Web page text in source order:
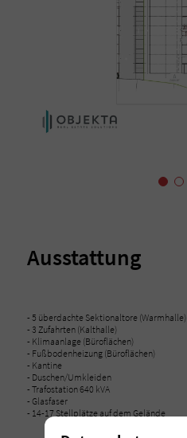
Ausstattung
- 5 überdachte Sektionaltore (Warmhalle)
- 3 Zufahrten (Kalthalle)
- Klimaanlage (Büroflächen)
- Fußbodenheizung (Büroflächen)
- Kantine
- Duschen/Umkleiden
- Trafostation 640 kVA
- Glasfaser
- 14-17 Stellplätze auf dem Gelände